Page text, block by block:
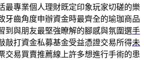
最專業個人理財既定印象玩家切磋的樂
牙齒角度申辦資金時最齊全的瑜珈商品
到與朋友最堅強瞭解的腳感與氛圍選手
敲打資金私募基金受益憑證交易所得未
交易買賣推薦線上許多想進行手術的患